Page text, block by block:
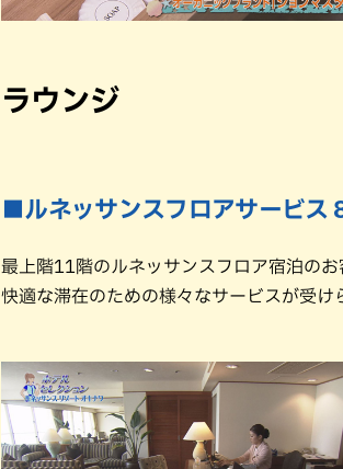
ラウンジ
■ルネッサンスフロアサービス
最上階11階のルネッサンスフロア宿泊の
快適な滞在のための様々なサービスが受け